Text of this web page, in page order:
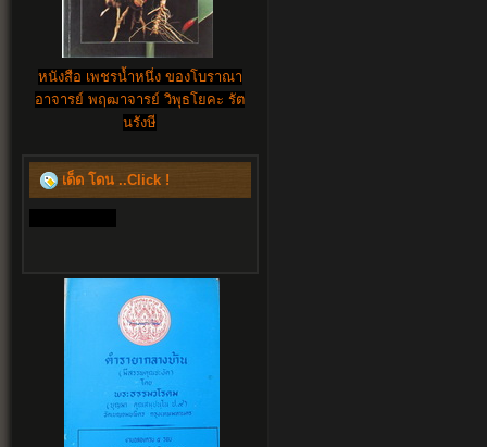
หนังสือ เพชรน้ำหนึ่ง ของโบราณา
อาจารย์ พฤฒาจารย์ วิพุธโยคะ รัต
นรังษี
เด็ด โดน ..Click !